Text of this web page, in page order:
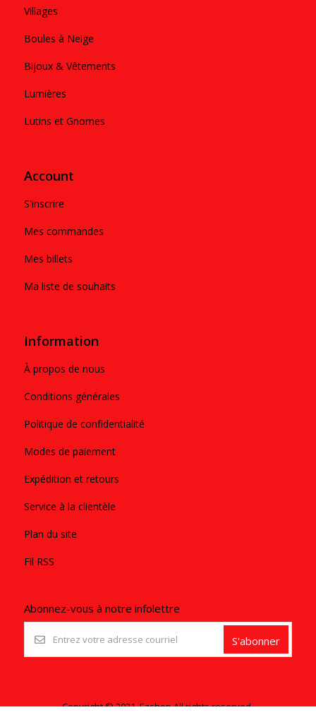
Villages
Boules à Neige
Bijoux & Vêtements
Lumières
Lutins et Gnomes
Account
S'inscrire
Mes commandes
Mes billets
Ma liste de souhaits
Information
À propos de nous
Conditions générales
Politique de confidentialité
Modes de paiement
Expédition et retours
Service à la clientèle
Plan du site
Fil RSS
Abonnez-vous à notre infolettre
S'abonner
Copyright © 2021. Ezshop All rights reserved.